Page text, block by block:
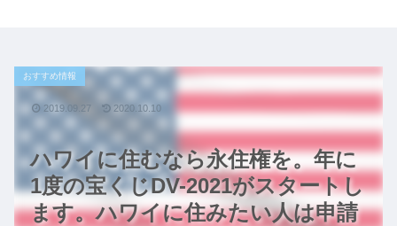
ハワイに住むなら永住権を。年に
1度の宝くじDV-2021がスタートし
ます。ハワイに住みたい人は申請
おすすめ情報
2019.09.27 2020.10.10